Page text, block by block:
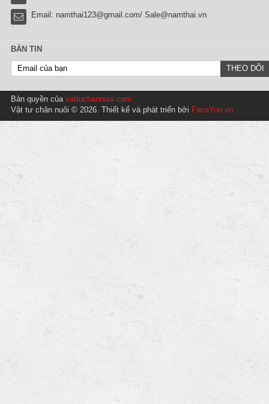
Email: namthai123@gmail.com/ Sale@namthai.vn
BẢN TIN
Bản quyền của vattuchannuoi.com
Vật tư chăn nuôi © 2026. Thiết kế và phát triển bởi FaceYou.vn